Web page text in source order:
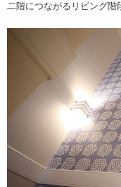
二階につながるリビング階